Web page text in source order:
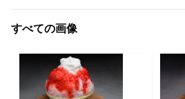
すべての画像